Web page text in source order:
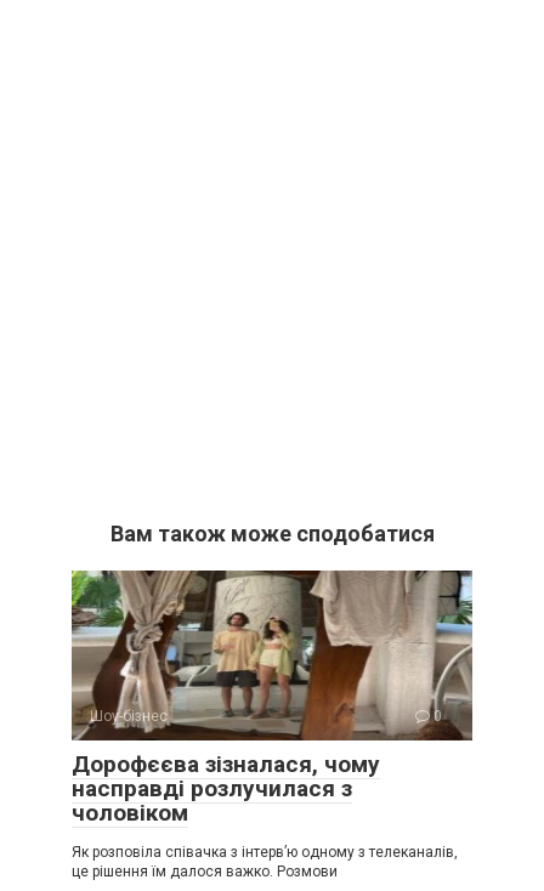
Вам також може сподобатися
Шоу-бізнес 0
Дорофєєва зізналася, чому
насправді розлучилася з
чоловіком
Як розповіла співачка з інтерв’ю одному з телеканалів,
це рішення їм далося важко. Розмови